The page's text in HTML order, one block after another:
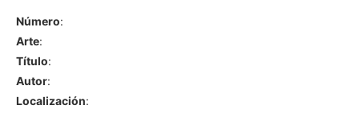
Número:
Arte:
Título:
Autor:
Localización: